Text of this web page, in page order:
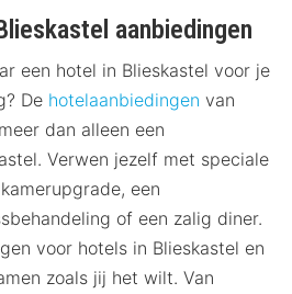
aanbiedingen
een hotel in Blieskastel voor je
De hotelaanbiedingen van
dan alleen een
Verwen jezelf met speciale
een
of een zalig diner.
voor hotels in Blieskastel en
zoals jij het wilt. Van